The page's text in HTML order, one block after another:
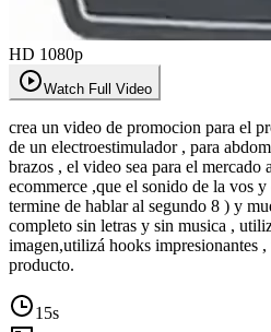
HD 1080p
Watch Full Video
crea un video de promocion para el
de un electroestimulador , para
brazos , el video sea para el mercado argentino adaptado a meta ads
ecommerce ,que el sonido de la vos
termine de hablar al segundo 8 ) y
completo sin letras y sin musica ,
imagen,utilizá hooks impresionantes
producto.
15s